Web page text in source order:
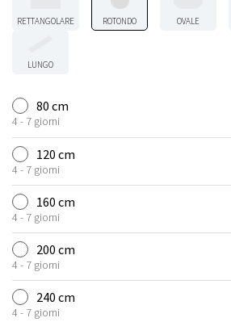
RETTANGOLARE ROTONDO OVALE
LUNGO
80 cm
4 - 7 giorni
120 cm
4 - 7 giorni
160 cm
4 - 7 giorni
200 cm
4 - 7 giorni
240 cm
4 - 7 giorni